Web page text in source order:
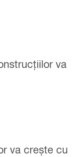
va
va crește cu